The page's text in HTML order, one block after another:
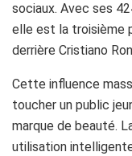
sociaux. Avec ses
elle est la troisième
derrière Cristiano
Cette influence
toucher un public
marque de beauté.
utilisation